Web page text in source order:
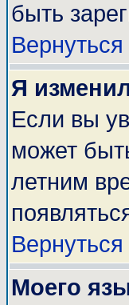
быть
Я
Если вы
может
летним
Моего